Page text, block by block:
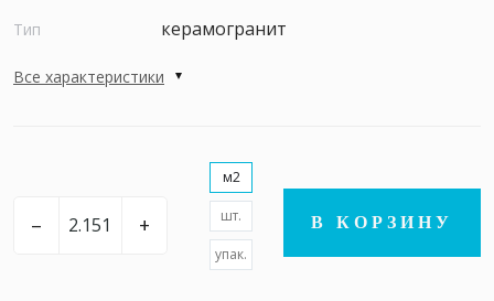
Тип керамогранит
Все характеристики
– +
м2
шт.
упак.
В КОРЗИНУ